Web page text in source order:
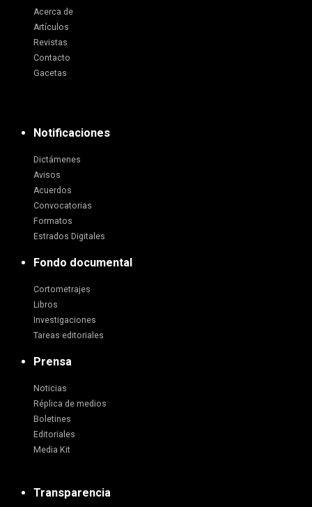
Acerca de
Artículos
Revistas
Contacto
Gacetas
Notificaciones
Dictámenes
Avisos
Acuerdos
Convocatorias
Formatos
Estrados Digitales
Fondo documental
Cortometrajes
Libros
Investigaciones
Tareas editoriales
Prensa
Noticias
Réplica de medios
Boletines
Editoriales
Media Kit
Transparencia